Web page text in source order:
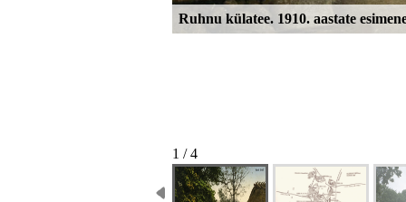
Ruhnu külatee. 1910. aastate
1 / 4